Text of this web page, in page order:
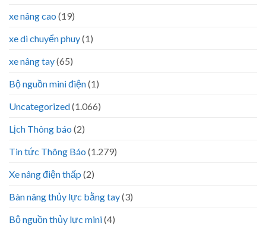
xe nâng cao (19)
xe di chuyển phuy(1)
xe nâng tay(65)
Bộ nguồn mini điện(1)
Uncategorized(1.066)
Lịch Thông báo (2)
Tin tức Thông Báo (1.279)
Xe nâng điện thấp (2)
Bàn nâng thủy lực bằng tay(3)
Bộ nguồn thủy lực mini(4)